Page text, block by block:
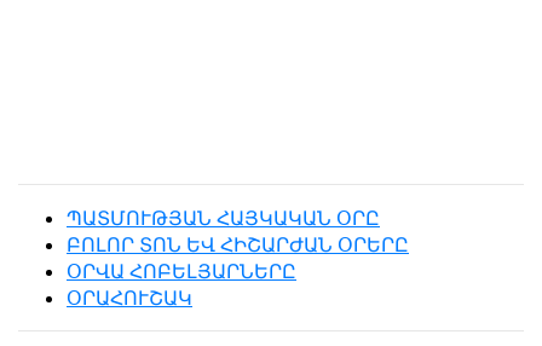
Главный
редактор
Армен
фон
Խմբագիր-
տնօրեն՝
Արմեն
ֆոն
ՊԱՏՄՈՒԹՅԱՆ ՀԱՅԿԱԿԱՆ ՕՐԸ
ԲՈԼՈՐ ՏՈՆ ԵՎ ՀԻՇԱՐԺԱՆ ՕՐԵՐԸ
ՕՐՎԱ ՀՈԲԵԼՅԱՐՆԵՐԸ
ՕՐԱՀՈՒՇԱԿ